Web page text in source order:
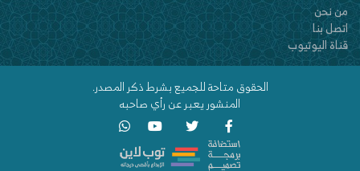
من نحن
اتصل بنا
قناة اليوتيوب
الحقوق متاحة للجميع بشرط ذكر المصدر.
المنشور يعبر عن رأي صاحبه